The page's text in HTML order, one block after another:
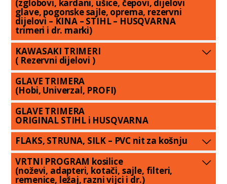
(zglobovi, kardani, ušice, čepovi, dijelovi
glave, pogonske sajle, oprema, rezervni
dijelovi – KINA – STIHL – HUSQVARNA
trimeri i dr. marki)
KAWASAKI TRIMERI
( Rezervni dijelovi )
GLAVE TRIMERA
(Hobi, Univerzal, PROFI)
GLAVE TRIMERA
ORIGINAL STIHL i HUSQVARNA
FLAKS, STRUNA, SILK – PVC nit za košnju
VRTNI PROGRAM kosilice
(noževi, adapteri, kotači, sajle, filteri,
remenice, ležaj, razni vijci i dr.)